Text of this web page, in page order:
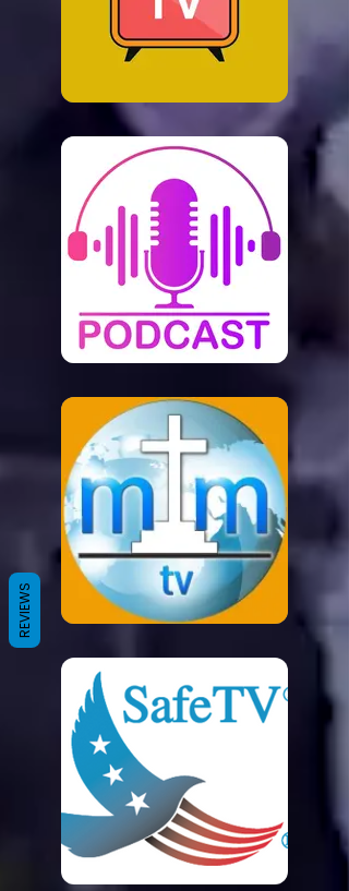
REVIEWS